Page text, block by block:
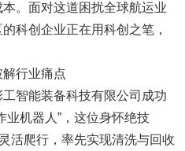
。面对这道困扰全球航运业
科创企业正在用科创之笔，
行业痛点
智能装备科技有限公司成功
业机器人”，这位身怀绝技
活爬行，率先实现清洗与回收